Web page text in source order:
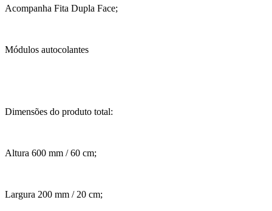
Acompanha Fita Dupla Face;
Módulos autocolantes
Dimensões do produto total:
Altura 600 mm / 60 cm;
Largura 200 mm / 20 cm;